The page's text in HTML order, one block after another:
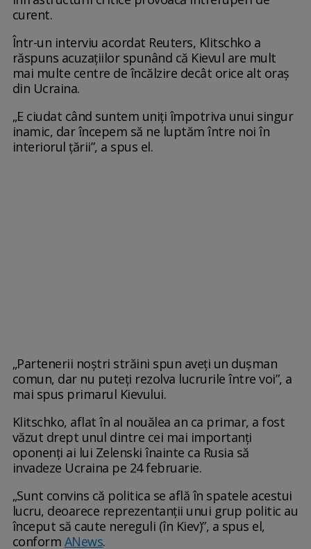
curent.
Într-un interviu acordat Reuters, Klitschko a
răspuns acuzațiilor spunând că Kievul are mult
mai multe centre de încălzire decât orice alt oraș
din Ucraina.
„E ciudat când suntem uniți împotriva unui singur
inamic, dar începem să ne luptăm între noi în
interiorul țării”, a spus el.
„Partenerii noștri străini spun aveți un dușman
comun, dar nu puteți rezolva lucrurile între voi”, a
mai spus primarul Kievului.
Klitschko, aflat în al nouălea an ca primar, a fost
văzut drept unul dintre cei mai importanți
oponenți ai lui Zelenski înainte ca Rusia să
invadeze Ucraina pe 24 februarie.
„Sunt convins că politica se află în spatele acestui
lucru, deoarece reprezentanții unui grup politic au
început să caute nereguli (în Kiev)”, a spus el,
conform ANews.